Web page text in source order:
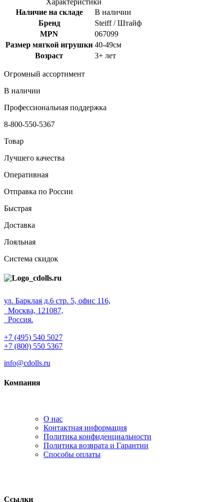
Наличие на складе
В наличии
Бренд
Steiff / Штайф
MPN
067099
Размер мягкой игрушки 40-49см
Возраст
3+ лет
Огромный ассортимент
В наличии
Профессиональная поддержка
8-800-550-5367
Товар
Лучшего качества
Оперативная
Отправка по России
Быстрая
Доставка
Лояльная
Система скидок
ул. Барклая д.6 стр. 5, офис 116,
Москва, 121087,
Россия.
+7 (495) 540 5027
+7 (800) 550 5367
info@cdolls.ru
Компания
О нас
Контактная информация
Политика конфиденциальности
Политика возврата и Гарантии
Способы оплаты
Ссылки